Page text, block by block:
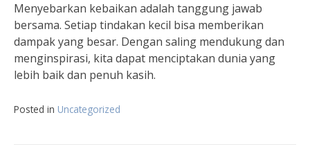
Menyebarkan kebaikan adalah tanggung jawab
bersama. Setiap tindakan kecil bisa memberikan
dampak yang besar. Dengan saling mendukung dan
menginspirasi, kita dapat menciptakan dunia yang
lebih baik dan penuh kasih.
Posted in Uncategorized